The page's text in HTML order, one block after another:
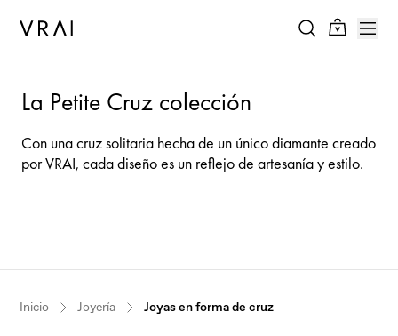
La Petite Cruz colección
Con una cruz solitaria hecha de un único diamante creado
por VRAI, cada diseño es un reflejo de artesanía y estilo.
Inicio Joyería Joyas en forma de cruz